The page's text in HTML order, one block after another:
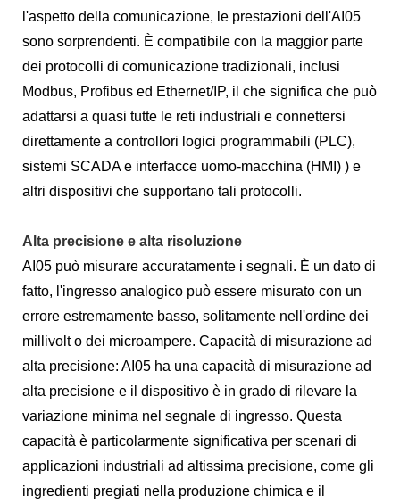
l'aspetto della comunicazione, le prestazioni dell'AI05
sono sorprendenti. È compatibile con la maggior parte
dei protocolli di comunicazione tradizionali, inclusi
Modbus, Profibus ed Ethernet/IP, il che significa che può
adattarsi a quasi tutte le reti industriali e connettersi
direttamente a controllori logici programmabili (PLC),
sistemi SCADA e interfacce uomo-macchina (HMI) ) e
altri dispositivi che supportano tali protocolli.
Alta precisione e alta risoluzione
AI05 può misurare accuratamente i segnali. È un dato di
fatto, l'ingresso analogico può essere misurato con un
errore estremamente basso, solitamente nell'ordine dei
millivolt o dei microampere. Capacità di misurazione ad
alta precisione: AI05 ha una capacità di misurazione ad
alta precisione e il dispositivo è in grado di rilevare la
variazione minima nel segnale di ingresso. Questa
capacità è particolarmente significativa per scenari di
applicazioni industriali ad altissima precisione, come gli
ingredienti pregiati nella produzione chimica e il